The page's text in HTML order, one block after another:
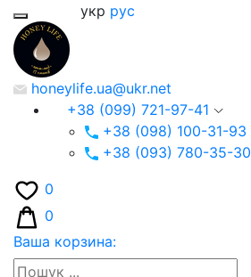
укр рус
honeylife.ua@ukr.net
+38 (099) 721-97-41
+38 (098) 100-31-93
+38 (093) 780-35-30
0
0
Ваша корзина: